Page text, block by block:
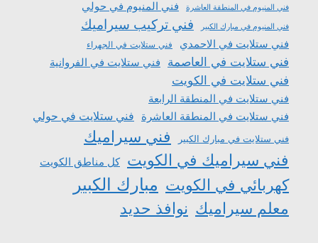
فني المنيوم في المنطقة العاشرة فني المنيوم في حولي
فني المنيوم في مبارك الكبير فني تركيب سيراميك
فني ستلايت في الاحمدي فني ستلايت في الجهراء
فني ستلايت في العاصمة فني ستلايت في الفروانية
فني ستلايت في الكويت
فني ستلايت في المنطقة الرابعة
فني ستلايت في المنطقة العاشرة فني ستلايت في حولي
فني ستلايت في مبارك الكبير
فني سيراميك
فني سيراميك في الكويت
كل مناطق الكويت
كهربائي في الكويت مبارك الكبير
معلم سيراميك نوافذ حديد